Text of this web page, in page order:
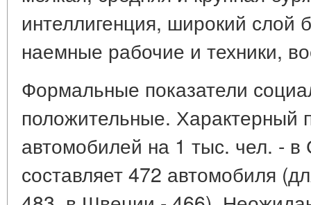
интеллигенция, широкий
наемные рабочие и техники,
Формальные показатели
положительные. Характерный
автомобилей на 1 тыс. чел. - в
составляет 472 автомобиля